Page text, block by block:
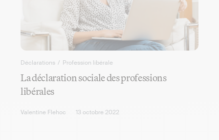
Déclarations / Profession libérale
La déclaration sociale des professions
libérales
Valentine Flehoc 13 octobre 2022